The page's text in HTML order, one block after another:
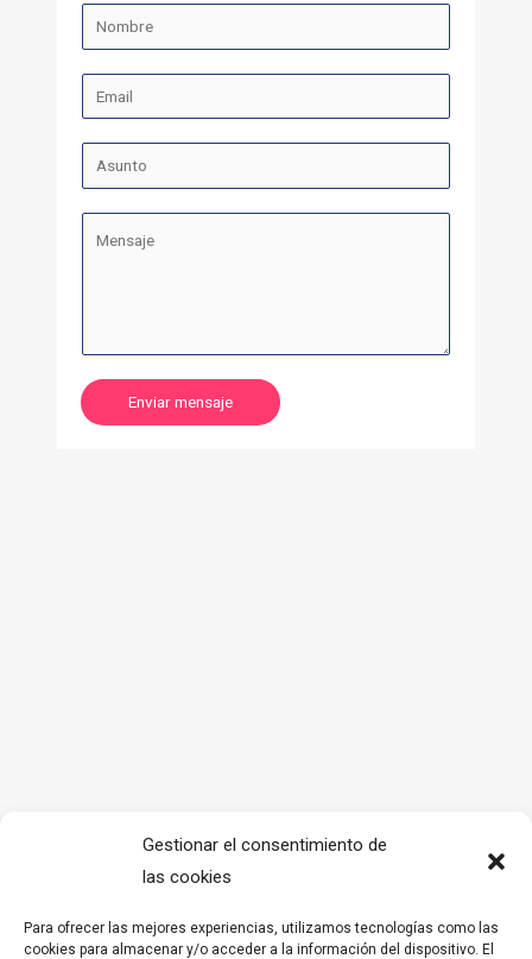
Gestionar el consentimiento de
las cookies
Para ofrecer las mejores experiencias, utilizamos tecnologías como las
cookies para almacenar y/o acceder a la información del dispositivo. El
Enviar mensaje